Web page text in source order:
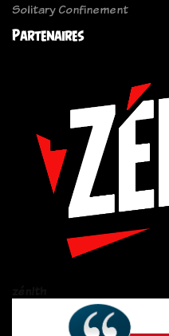
Solitary Confinement
Partenaires